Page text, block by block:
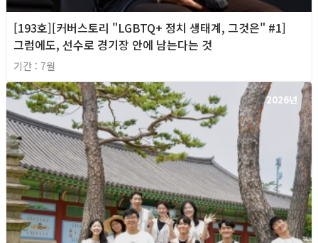
[193호][커버스토리 "LGBTQ+ 정치 생태계, 그것은" #1]
그럼에도, 선수로 경기장 안에 남는다는 것
기간 : 7월
2026년